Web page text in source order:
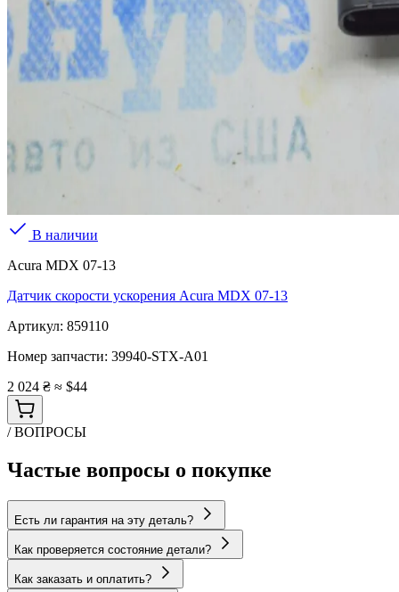
В наличии
Acura MDX 07-13
Датчик скорости ускорения Acura MDX 07-13
Артикул: 859110
Номер запчасти: 39940-STX-A01
2 024 ₴ ≈ $44
/ ВОПРОСЫ
Частые вопросы о покупке
Есть ли гарантия на эту деталь?
Как проверяется состояние детали?
Как заказать и оплатить?